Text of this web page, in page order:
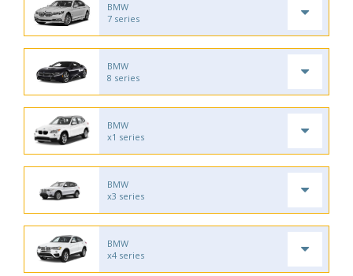
BMW
7 series
BMW
8 series
BMW
x1 series
BMW
x3 series
BMW
x4 series